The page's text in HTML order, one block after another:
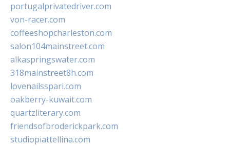
portugalprivatedriver.com
von-racer.com
coffeeshopcharleston.com
salon104mainstreet.com
alkaspringswater.com
318mainstreet8h.com
lovenailsspari.com
oakberry-kuwait.com
quartzliterary.com
friendsofbroderickpark.com
studiopiattellina.com